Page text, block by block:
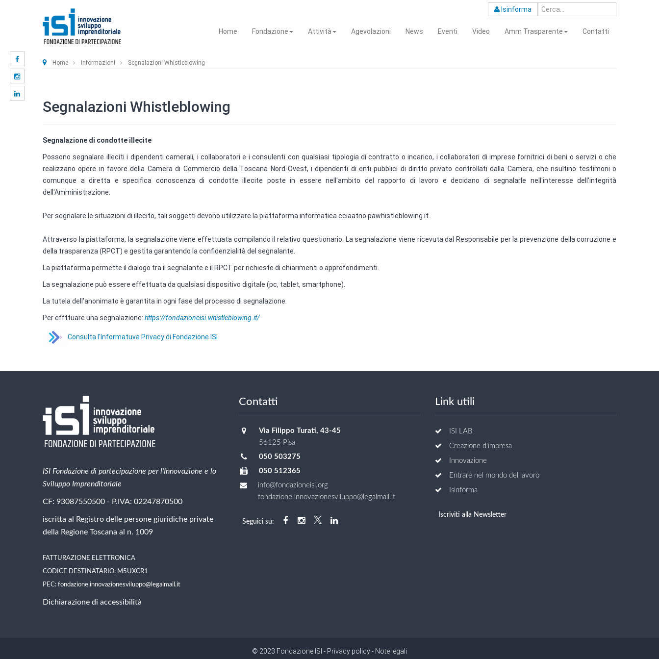
Isinforma
Home Fondazione Attività Agevolazioni News Eventi Video Amm Trasparente Contatti
Home Informazioni Segnalazioni Whistleblowing
Segnalazioni Whistleblowing
Segnalazione di condotte illecite
Possono segnalare illeciti i dipendenti camerali, i collaboratori e i consulenti con qualsiasi tipologia di contratto o incarico, i collaboratori di imprese fornitrici di beni o servizi o che
realizzano opere in favore della Camera di Commercio della Toscana Nord-Ovest, i dipendenti di enti pubblici di diritto privato controllati dalla Camera, che risultino testimoni o
comunque a diretta e specifica conoscenza di condotte illecite poste in essere nell'ambito del rapporto di lavoro e decidano di segnalarle nell'interesse dell'integrità
dell'Amministrazione.
Per segnalare le situazioni di illecito, tali soggetti devono utilizzare la piattaforma informatica cciaatno.pawhistleblowing.it.
Attraverso la piattaforma, la segnalazione viene effettuata compilando il relativo questionario. La segnalazione viene ricevuta dal Responsabile per la prevenzione della corruzione e
della trasparenza (RPCT) e gestita garantendo la confidenzialità del segnalante.
La piattaforma permette il dialogo tra il segnalante e il RPCT per richieste di chiarimenti o approfondimenti.
La segnalazione può essere effettuata da qualsiasi dispositivo digitale (pc, tablet, smartphone).
La tutela dell'anonimato è garantita in ogni fase del processo di segnalazione.
Per effttuare una segnalazione: https://fondazioneisi.whistleblowing.it/
Consulta l'Informatuva Privacy di Fondazione ISI
ISI Fondazione di partecipazione per l'Innovazione e lo
Sviluppo Imprenditoriale
CF: 93087550500 - P.IVA: 02247870500
iscritta al Registro delle persone giuridiche private
della Regione Toscana al n. 1009
FATTURAZIONE ELETTRONICA
CODICE DESTINATARIO: M5UXCR1
PEC: fondazione.innovazionesviluppo@legalmail.it
Dichiarazione di accessibilità
Contatti
Via Filippo Turati, 43-45
56125 Pisa
050 503275
050 512365
info@fondazioneisi.org
fondazione.innovazionesviluppo@legalmail.it
Seguici su:
Link utili
ISI LAB
Creazione d'impresa
Innovazione
Entrare nel mondo del lavoro
Isinforma
Iscriviti alla Newsletter
© 2023 Fondazione ISI - Privacy policy- Note legali